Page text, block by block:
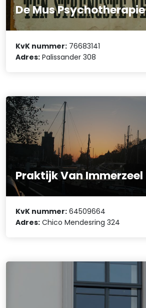
De Mus Psychotherapie
KvK nummer: 76683141
Adres: Palissander 308
Praktijk Van Immerzeel
KvK nummer: 64509664
Adres: Chico Mendesring 324